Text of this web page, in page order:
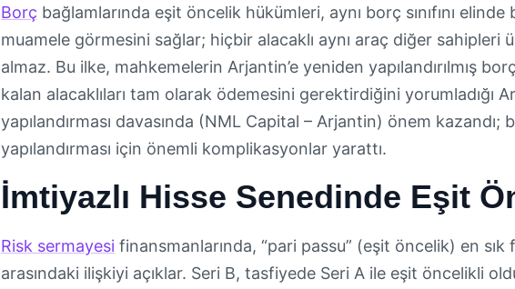
Borç bağlamlarında eşit öncelik hükümleri, aynı borç sınıfını
muamele görmesini sağlar; hiçbir alacaklı aynı araç diğer
almaz. Bu ilke, mahkemelerin Arjantin’e yeniden yapılandırılmış
kalan alacaklıları tam olarak ödemesini gerektirdiğini yorumladığı
yapılandırması davasında (NML Capital – Arjantin) önem
yapılandırması için önemli komplikasyonlar yarattı.
İmtiyazlı Hisse Senedinde Eşit
Risk sermayesi finansmanlarında, “pari passu” (eşit öncelik) en sık
arasındaki ilişkiyi açıklar. Seri B, tasfiyede Seri A ile eşit öncelikli